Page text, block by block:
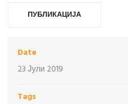
ПУБЛИКАЦИЈА
Date
23 Јули 2019
Tags